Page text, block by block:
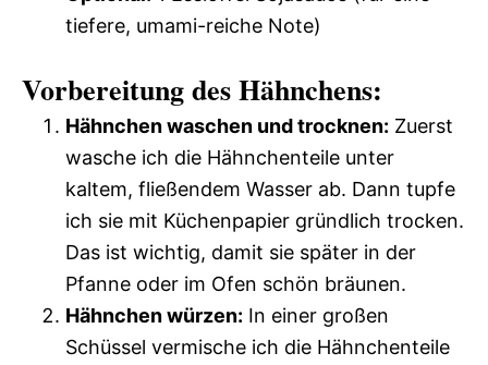
tiefere, umami-reiche Note)
Vorbereitung des Hähnchens:
Hähnchen waschen und trocknen: Zuerst
wasche ich die Hähnchenteile unter
kaltem, fließendem Wasser ab. Dann tupfe
ich sie mit Küchenpapier gründlich trocken.
Das ist wichtig, damit sie später in der
Pfanne oder im Ofen schön bräunen.
Hähnchen würzen: In einer großen
Schüssel vermische ich die Hähnchenteile